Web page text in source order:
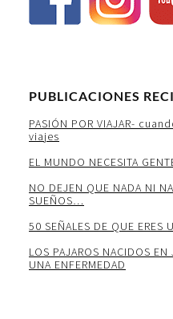
PUBLICACIONES
PASIÓN POR VIAJAR-
viajes
EL MUNDO NECESITA
NO DEJEN QUE NADA NI
SUEÑOS…
50 SEÑALES DE QUE ERES
LOS PAJAROS NACIDOS EN
UNA ENFERMEDAD